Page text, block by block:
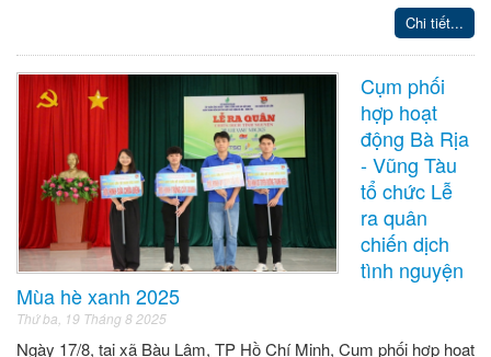
Chi tiết...
Cụm phối
hợp hoạt
động Bà Rịa
- Vũng Tàu
tổ chức Lễ
ra quân
chiến dịch
tình nguyện
Mùa hè xanh 2025
Thứ ba, 19 Tháng 8 2025
Ngày 17/8, tại xã Bàu Lâm, TP Hồ Chí Minh, Cụm phối hợp hoạt